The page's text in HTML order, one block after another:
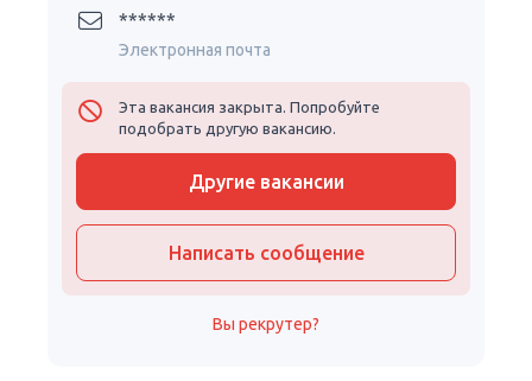
******
Электронная почта
Эта вакансия закрыта. Попробуйте
подобрать другую вакансию.
Другие вакансии
Написать сообщение
Вы рекрутер?